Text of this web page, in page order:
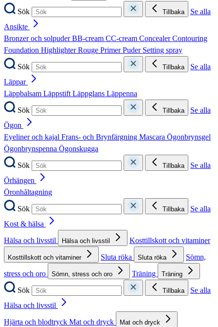
Sök Tillbaka
Se alla
Ansikte
Bronzer och solpuderBB-cream CC-cream ConcealerContouring
Foundation HighlighterRouge PrimerPuder Setting spray
Sök
Tillbaka
Se alla
Läppar
Läppbalsam LäppstiftLäppglans Läppenna
Sök
Tillbaka
Se alla
Ögon
Eyeliner och kajal Frans- och Brynfärgning Mascara Ögonbrynsgel
Ögonbrynspenna Ögonskugga
Sök
Tillbaka
Se alla
Örhängen
Öronhåltagning
Sök
Tillbaka
Se alla
Kost & hälsa
Hälsa och livsstil
Hälsa och livsstil Kosttillskott och vitaminer
Kosttillskott och vitaminer Sluta röka Sluta röka
Sömn,
stress och oro
Sömn, stress och oro Träning Träning
Sök Tillbaka
Se alla
Hälsa och livsstil
Hjärta och blodtryck Mat och dryck Mat och dryck